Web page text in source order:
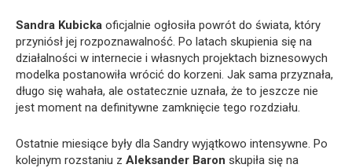
Sandra Kubicka oficjalnie ogłosiła powrót do świata, który
przyniósł jej rozpoznawalność. Po latach skupienia się na
działalności w internecie i własnych projektach biznesowych
modelka postanowiła wrócić do korzeni. Jak sama przyznała,
długo się wahała, ale ostatecznie uznała, że to jeszcze nie
jest moment na definitywne zamknięcie tego rozdziału.
Ostatnie miesiące były dla Sandry wyjątkowo intensywne. Po
kolejnym rozstaniu z Aleksander Baron skupiła się na